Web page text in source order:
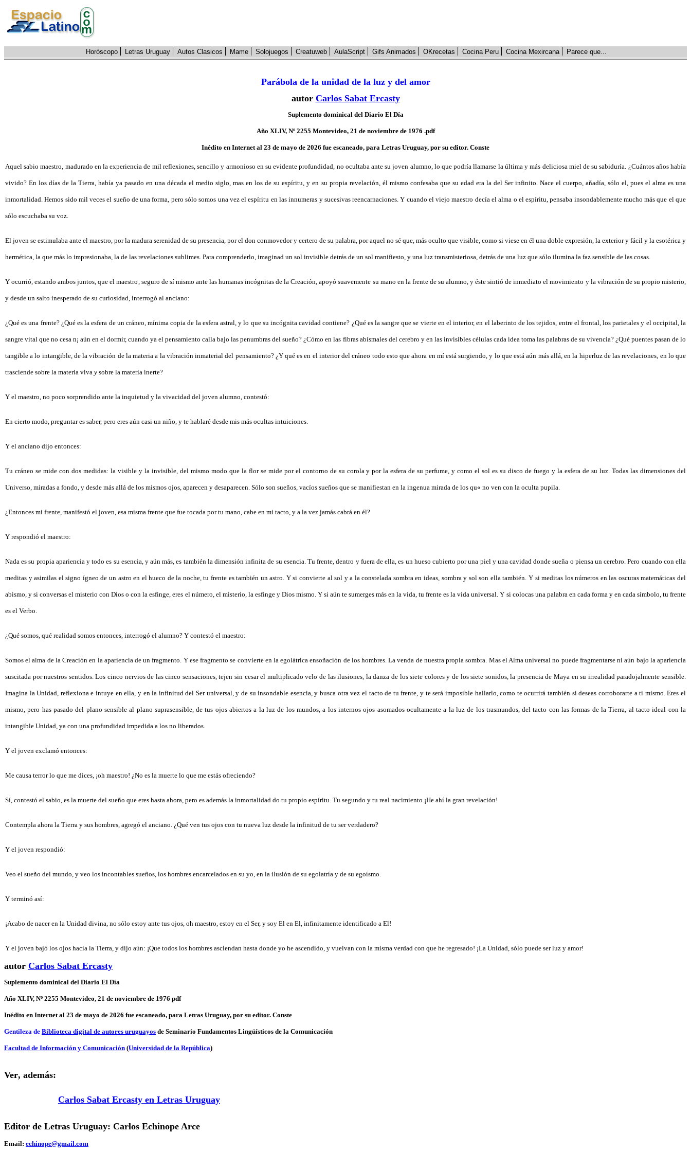
Horóscopo Letras Uruguay Autos Clasicos Mame Solojuegos Creatuweb AulaScript Gifs Animados OKrecetas Cocina Peru Cocina Mexircana Parece que...
Parábola de la unidad de la luz y del amor
autor Carlos Sabat Ercasty
Suplemento dominical del Diario El Día
Año XLIV, Nº 2255 Montevideo, 21 de noviembre de 1976 .pdf
Inédito en Internet al 23 de mayo de 2026 fue escaneado, para Letras Uruguay, por su editor. Conste
Aquel sabio maestro, madurado en la experiencia de mil reflexiones, sencillo y armonioso en su evidente profundidad, no ocultaba ante su joven alumno, lo que podría llamarse la última y más deliciosa miel de su sabiduría. ¿Cuántos años había
vivido? En los días de la Tierra, había ya pasado en una década el medio siglo, mas en los de su espíritu, y en su propia revelación, él mismo confesaba que su edad era la del Ser infinito. Nace el cuerpo, añadía, sólo el, pues el alma es una
inmortalidad. Hemos sido mil veces el sueño de una forma, pero sólo somos una vez el espíritu en las innumeras y sucesivas reencarnaciones. Y cuando el viejo maestro decía el alma o el espíritu, pensaba insondablemente mucho más que el que
sólo escuchaba su voz.
El joven se estimulaba ante el maestro, por la madura serenidad de su presencia, por el don conmovedor y certero de su palabra, por aquel no sé que, más oculto que visible, como si viese en él una doble expresión, la exterior y fácil y la esotérica y
hermética, la que más lo impresionaba, la de las revelaciones sublimes. Para comprenderlo, imaginad un sol invisible detrás de un sol manifiesto, y una luz transmisteriosa, detrás de una luz que sólo ilumina la faz sensible de las cosas.
Y ocurrió, estando ambos juntos, que el maestro, seguro de sí mismo ante las humanas incógnitas de la Creación, apoyó suavemente su mano en la frente de su alumno, y éste sintió de inmediato el movimiento y la vibración de su propio misterio,
y desde un salto inesperado de su curiosidad, interrogó al anciano:
¿Qué es una frente? ¿Qué es la esfera de un cráneo, mínima copia de la esfera astral, y lo que su incógnita cavidad contiene? ¿Qué es la sangre que se vierte en el interior, en el laberinto de los tejidos, entre el frontal, los parietales y el occipital, la
sangre vital que no cesa n¡ aún en el dormir, cuando ya el pensamiento calla bajo las penumbras del sueño? ¿Cómo en las fibras abísmales del cerebro y en las invisibles células cada idea toma las palabras de su vivencia? ¿Qué puentes pasan de lo
tangible a lo intangible, de la vibración de la materia a la vibración inmaterial del pensamiento? ¿Y qué es en el interior del cráneo todo esto que ahora en mí está surgiendo, y lo que está aún más allá, en la hiperluz de las revelaciones, en lo que
trasciende sobre la materia viva y sobre la materia inerte?
Y el maestro, no poco sorprendido ante la inquietud y la vivacidad del joven alumno, contestó:
En cierto modo, preguntar es saber, pero eres aún casi un niño, y te hablaré desde mis más ocultas intuiciones.
Y el anciano dijo entonces:
Tu cráneo se mide con dos medidas: la visible y la invisible, del mismo modo que la flor se mide por el contorno de su corola y por la esfera de su perfume, y como el sol es su disco de fuego y la esfera de su luz. Todas las dimensiones del
Universo, miradas a fondo, y desde más allá de los mismos ojos, aparecen y desaparecen. Sólo son sueños, vacíos sueños que se manifiestan en la ingenua mirada de los qu« no ven con la oculta pupila.
¿Entonces mi frente, manifestó el joven, esa misma frente que fue tocada por tu mano, cabe en mi tacto, y a la vez jamás cabrá en él?
Y respondió el maestro:
Nada es su propia apariencia y todo es su esencia, y aún más, es también la dimensión infinita de su esencia. Tu frente, dentro y fuera de ella, es un hueso cubierto por una piel y una cavidad donde sueña o piensa un cerebro. Pero cuando con ella
meditas y asimilas el signo ígneo de un astro en el hueco de la noche, tu frente es también un astro. Y si convierte al sol y a la constelada sombra en ideas, sombra y sol son ella también. Y si meditas los números en las oscuras matemáticas del
abismo, y si conversas el misterio con Dios o con la esfinge, eres el número, el misterio, la esfinge y Dios mismo. Y si aún te sumerges más en la vida, tu frente es la vida universal. Y si colocas una palabra en cada forma y en cada símbolo, tu frente
es el Verbo.
¿Qué somos, qué realidad somos entonces, interrogó el alumno? Y contestó el maestro:
Somos el alma de la Creación en la apariencia de un fragmento. Y ese fragmento se convierte en la egolátrica ensoñación de los hombres. La venda de nuestra propia sombra. Mas el Alma universal no puede fragmentarse ni aún bajo la apariencia
suscitada por nuestros sentidos. Los cinco nervios de las cinco sensaciones, tejen sin cesar el multiplicado velo de las ilusiones, la danza de los siete colores y de los siete sonidos, la presencia de Maya en su irrealidad paradojalmente sensible.
Imagina la Unidad, reflexiona e intuye en ella, y en la infinitud del Ser universal, y de su insondable esencia, y busca otra vez el tacto de tu frente, y te será imposible hallarlo, como te ocurrirá también si deseas corroborarte a ti mismo. Eres el
mismo, pero has pasado del plano sensible al plano suprasensible, de tus ojos abiertos a la luz de los mundos, a los internos ojos asomados ocultamente a la luz de los trasmundos, del tacto con las formas de la Tierra, al tacto ideal con la
intangible Unidad, ya con una profundidad impedida a los no liberados.
Y el joven exclamó entonces:
Me causa terror lo que me dices, ¡oh maestro! ¿No es la muerte lo que me estás ofreciendo?
Sí, contestó el sabio, es la muerte del sueño que eres hasta ahora, pero es además la inmortalidad do tu propio espíritu. Tu segundo y tu real nacimiento.¡He ahí la gran revelación!
Contempla ahora la Tierra y sus hombres, agregó el anciano. ¿Qué ven tus ojos con tu nueva luz desde la infinitud de tu ser verdadero?
Y el joven respondió:
Veo el sueño del mundo, y veo los incontables sueños, los hombres encarcelados en su yo, en la ilusión de su egolatría y de su egoísmo.
Y terminó así:
¡Acabo de nacer en la Unidad divina, no sólo estoy ante tus ojos, oh maestro, estoy en el Ser, y soy El en El, infinitamente identificado a El!
Y el joven bajó los ojos hacia la Tierra, y dijo aún: ¡Que todos los hombres asciendan hasta donde yo he ascendido, y vuelvan con la misma verdad con que he regresado! ¡La Unidad, sólo puede ser luz y amor!
autor Carlos Sabat Ercasty
Suplemento dominical del Diario El Día
Año XLIV, Nº 2255 Montevideo, 21 de noviembre de 1976 pdf
Inédito en Internet al 23 de mayo de 2026 fue escaneado, para Letras Uruguay, por su editor. Conste
Gentileza de Biblioteca digital de autores uruguayos de Seminario Fundamentos Lingüísticos de la Comunicación
Facultad de Información y Comunicación (Universidad de la República)
Ver, además:
Carlos Sabat Ercasty en Letras Uruguay
Editor de Letras Uruguay: Carlos Echinope Arce
Email: echinope@gmail.com